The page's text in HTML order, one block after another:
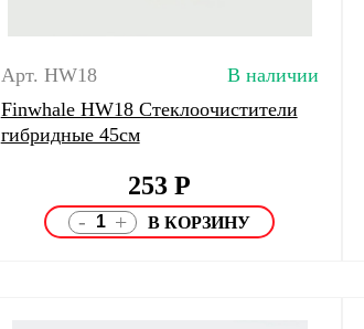
Арт. HW18
В наличии
Finwhale HW18 Стеклоочистители
гибридные 45см
253Р
- +